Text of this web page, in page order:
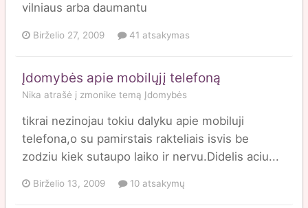
vilniaus arba daumantu
Birželio 27, 2009 41 atsakymas
Įdomybės apie mobilųjį telefoną
Nika atrašė į zmonike temą Įdomybės
tikrai nezinojau tokiu dalyku apie mobiluji
telefona,o su pamirstais rakteliais isvis be
zodziu kiek sutaupo laiko ir nervu.Didelis aciu...
Birželio 13, 2009 10 atsakymų